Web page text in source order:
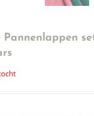
Pannenlappen